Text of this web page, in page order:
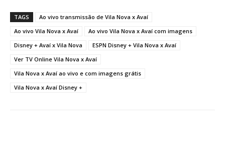
TAGS
Ao vivo transmissão de Vila Nova x Avaí
Ao vivo Vila Nova x Avaí
Ao vivo Vila Nova x Avaí com imagens
Disney + Avaí x Vila Nova
ESPN Disney + Vila Nova x Avaí
Ver TV Online Vila Nova x Avaí
Vila Nova x Avaí ao vivo e com imagens grátis
Vila Nova x Avaí Disney +